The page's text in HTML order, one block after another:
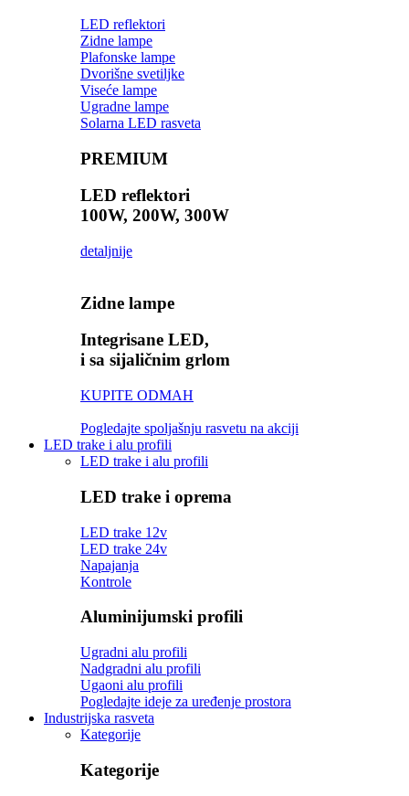
LED reflektori
Zidne lampe
Plafonske lampe
Dvorišne svetiljke
Viseće lampe
Ugradne lampe
Solarna LED rasveta
PREMIUM
LED reflektori
100W, 200W, 300W
detaljnije
Zidne lampe
Integrisane LED,
i sa sijaličnim grlom
KUPITE ODMAH
Pogledajte spoljašnju rasvetu na akciji
LED trake i alu profili
LED trake i alu profili
LED trake i oprema
LED trake 12v
LED trake 24v
Napajanja
Kontrole
Aluminijumski profili
Ugradni alu profili
Nadgradni alu profili
Ugaoni alu profili
Pogledajte ideje za uređenje prostora
Industrijska rasveta
Kategorije
Kategorije